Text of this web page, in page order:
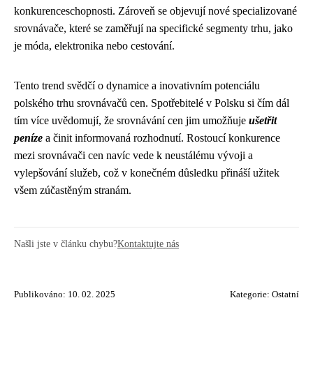
konkurenceschopnosti. Zároveň se objevují nové specializované
srovnávače, které se zaměřují na specifické segmenty trhu, jako
je móda, elektronika nebo cestování.
Tento trend svědčí o dynamice a inovativním potenciálu
polského trhu srovnávačů cen. Spotřebitelé v Polsku si čím dál
tím více uvědomují, že srovnávání cen jim umožňuje ušetřit
peníze a činit informovaná rozhodnutí. Rostoucí konkurence
mezi srovnávači cen navíc vede k neustálému vývoji a
vylepšování služeb, což v konečném důsledku přináší užitek
všem zúčastěným stranám.
Našli jste v článku chybu?Kontaktujte nás
Publikováno: 10. 02. 2025 Kategorie: Ostatní